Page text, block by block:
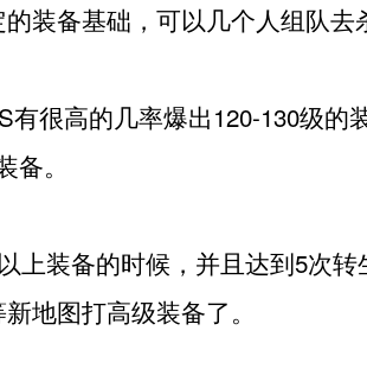
装备基础，可以几个人组队去
有很高的几率爆出120-130级的
备。
上装备的时候，并且达到5次
地图打高级装备了。